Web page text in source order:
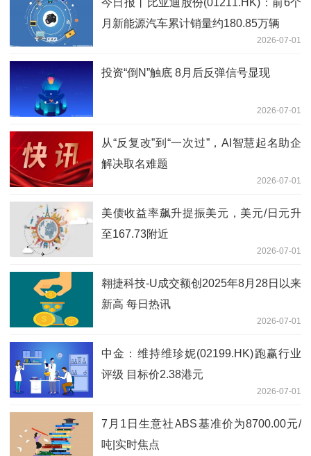
今日报丨比亚迪股份(01211.HK)：前6个
月新能源汽车累计销量约180.85万辆
2026-07-01
投资“倒N”触底 8月后反弹信号显现
2026-07-01
从“反复改”到“一次过”，AI智慧起名助企
解决取名难题
2026-07-01
美债收益率飙升提振美元，美元/日元升
至167.73附近
2026-07-01
翱捷科技-U成交额创2025年8月28日以来
新高 每日热讯
2026-07-01
中金：维持维珍妮(02199.HK)跑赢行业
评级 目标价2.38港元
2026-07-01
7月1日生意社ABS基准价为8700.00元/
吨|实时焦点